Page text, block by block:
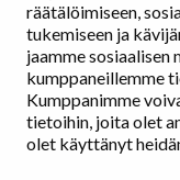
räätälöimiseen,
tukemiseen ja
jaamme sosiaalisen
kumppaneillemme
Kumppanimme
tietoihin, joita olet
olet käyttänyt
gwww.painters.fi
Näyttelytoiminta
tm•gallerian
Muu